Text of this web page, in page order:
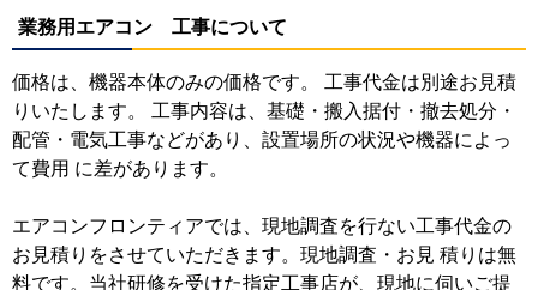
業務用エアコン 工事について
価格は、機器本体のみの価格です。 工事代金は別途お見積
りいたします。 工事内容は、基礎・搬入据付・撤去処分・
配管・電気工事などがあり、設置場所の状況や機器によっ
て費用 に差があります。
エアコンフロンティアでは、現地調査を行ない工事代金の
お見積りをさせていただきます。現地調査・お見 積りは無
料です。当社研修を受けた指定工事店が、現地に伺いご提